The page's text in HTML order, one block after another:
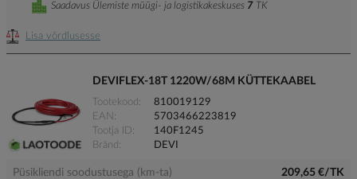
Lisa võrdlusesse
Saadavus Ülemiste müügi- ja logistikakeskuses 7 TK
DEVIFLEX-18T 1220W/68M KÜTTEKAABEL
Tootekood
810019129
EAN
5703466223819
Tootja ID
140F1245
Bränd
DEVI
Püsikliendi soodustusega (km-ta) 209,65 €/TK